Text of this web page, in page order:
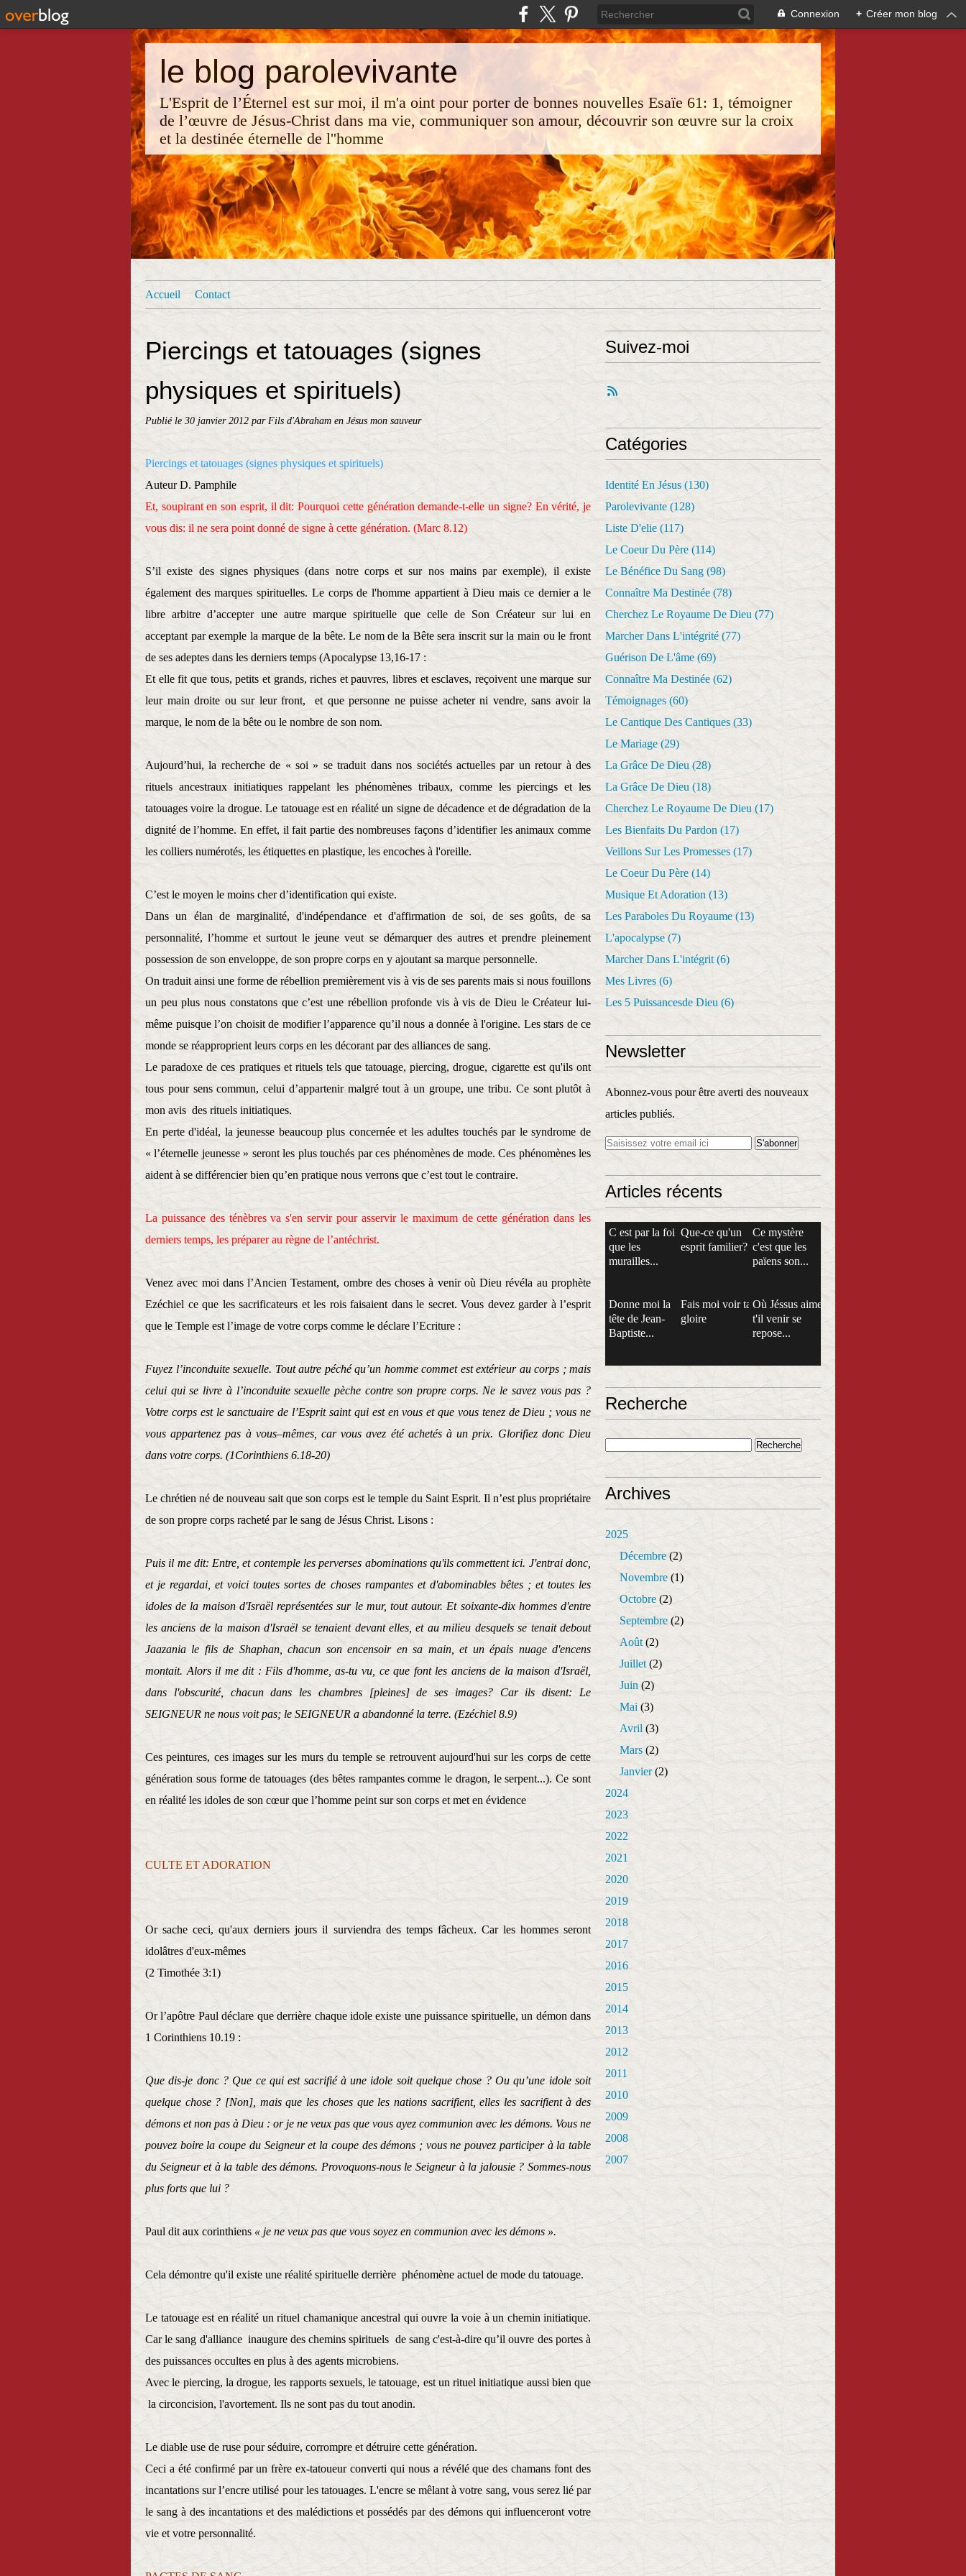
Connexion + Créer mon blog
le blog parolevivante
L'Esprit de l’Éternel est sur moi, il m'a oint pour porter de bonnes nouvelles Esaïe 61: 1, témoigner
de l’œuvre de Jésus-Christ dans ma vie, communiquer son amour, découvrir son œuvre sur la croix
et la destinée éternelle de l''homme
Accueil Contact
Piercings et tatouages (signes
physiques et spirituels)
Publié le 30 janvier 2012 par Fils d'Abraham en Jésus mon sauveur
Piercings et tatouages (signes physiques et spirituels)
Auteur D. Pamphile
Et, soupirant en son esprit, il dit: Pourquoi cette génération demande-t-elle un signe? En vérité, je
vous dis: il ne sera point donné de signe à cette génération. (Marc 8.12)
S’il existe des signes physiques (dans notre corps et sur nos mains par exemple), il existe
également des marques spirituelles. Le corps de l'homme appartient à Dieu mais ce dernier a le
libre arbitre d’accepter une autre marque spirituelle que celle de Son Créateur sur lui en
acceptant par exemple la marque de la bête. Le nom de la Bête sera inscrit sur la main ou le front
de ses adeptes dans les derniers temps (Apocalypse 13,16-17 :
Et elle fit que tous, petits et grands, riches et pauvres, libres et esclaves, reçoivent une marque sur
leur main droite ou sur leur front,
et que personne ne puisse acheter ni vendre, sans avoir la
marque, le nom de la bête ou le nombre de son nom.
Aujourd’hui, la recherche de « soi » se traduit dans nos sociétés actuelles par un retour à des
rituels ancestraux initiatiques rappelant les phénomènes tribaux, comme les piercings et les
tatouages voire la drogue. Le tatouage est en réalité un signe de décadence et de dégradation de la
dignité de l’homme. En effet, il fait partie des nombreuses façons d’identifier les animaux comme
les colliers numérotés, les étiquettes en plastique, les encoches à l'oreille.
C’est le moyen le moins cher d’identification qui existe.
Dans un élan de marginalité, d'indépendance et d'affirmation de soi, de ses goûts, de sa
personnalité, l’homme et surtout le jeune veut se démarquer des autres et prendre pleinement
possession de son enveloppe, de son propre corps en y ajoutant sa marque personnelle.
On traduit ainsi une forme de rébellion premièrement vis à vis de ses parents mais si nous fouillons
un peu plus nous constatons que c’est une rébellion profonde vis à vis de Dieu le Créateur lui-
même puisque l’on choisit de modifier l’apparence qu’il nous a donnée à l'origine. Les stars de ce
monde se réapproprient leurs corps en les décorant par des alliances de sang.
Le paradoxe de ces pratiques et rituels tels que tatouage, piercing, drogue, cigarette est qu'ils ont
tous pour sens commun, celui d’appartenir malgré tout à un groupe, une tribu. Ce sont plutôt à
mon avis des rituels initiatiques.
En perte d'idéal, la jeunesse beaucoup plus concernée et les adultes touchés par le syndrome de
« l’éternelle jeunesse » seront les plus touchés par ces phénomènes de mode. Ces phénomènes les
aident à se différencier bien qu’en pratique nous verrons que c’est tout le contraire.
La puissance des ténèbres va s'en servir pour asservir le maximum de cette génération dans les
derniers temps, les préparer au règne de l’antéchrist.
Venez avec moi dans l’Ancien Testament, ombre des choses à venir où Dieu révéla au prophète
Ezéchiel ce que les sacrificateurs et les rois faisaient dans le secret. Vous devez garder à l’esprit
que le Temple est l’image de votre corps comme le déclare l’Ecriture :
Fuyez l’inconduite sexuelle. Tout autre péché qu’un homme commet est extérieur au corps ; mais
celui qui se livre à l’inconduite sexuelle pèche contre son propre corps. Ne le savez vous pas ?
Votre corps est le sanctuaire de l’Esprit saint qui est en vous et que vous tenez de Dieu ; vous ne
vous appartenez pas à vous–mêmes, car vous avez été achetés à un prix. Glorifiez donc Dieu
dans votre corps. (1Corinthiens 6.18-20)
Le chrétien né de nouveau sait que son corps est le temple du Saint Esprit. Il n’est plus propriétaire
de son propre corps racheté par le sang de Jésus Christ. Lisons :
Puis il me dit: Entre, et contemple les perverses abominations qu'ils commettent ici. J'entrai donc,
et je regardai, et voici toutes sortes de choses rampantes et d'abominables bêtes ; et toutes les
idoles de la maison d'Israël représentées sur le mur, tout autour. Et soixante-dix hommes d'entre
les anciens de la maison d'Israël se tenaient devant elles, et au milieu desquels se tenait debout
Jaazania le fils de Shaphan, chacun son encensoir en sa main, et un épais nuage d'encens
montait. Alors il me dit : Fils d'homme, as-tu vu, ce que font les anciens de la maison d'Israël,
dans l'obscurité, chacun dans les chambres [pleines] de ses images? Car ils disent: Le
SEIGNEUR ne nous voit pas; le SEIGNEUR a abandonné la terre. (Ezéchiel 8.9)
Ces peintures, ces images sur les murs du temple se retrouvent aujourd'hui sur les corps de cette
génération sous forme de tatouages (des bêtes rampantes comme le dragon, le serpent...). Ce sont
en réalité les idoles de son cœur que l’homme peint sur son corps et met en évidence
CULTE ET ADORATION
Or sache ceci, qu'aux derniers jours il surviendra des temps fâcheux. Car les hommes seront
idolâtres d'eux-mêmes
(2 Timothée 3:1)
Or l’apôtre Paul déclare que derrière chaque idole existe une puissance spirituelle, un démon dans
1 Corinthiens 10.19 :
Que dis-je donc ? Que ce qui est sacrifié à une idole soit quelque chose ? Ou qu’une idole soit
quelque chose ? [Non], mais que les choses que les nations sacrifient, elles les sacrifient à des
démons et non pas à Dieu : or je ne veux pas que vous ayez communion avec les démons. Vous ne
pouvez boire la coupe du Seigneur et la coupe des démons ; vous ne pouvez participer à la table
du Seigneur et à la table des démons. Provoquons-nous le Seigneur à la jalousie ? Sommes-nous
plus forts que lui ?
Paul dit aux corinthiens « je ne veux pas que vous soyez en communion avec les démons ».
Cela démontre qu'il existe une réalité spirituelle derrière phénomène actuel de mode du tatouage.
Le tatouage est en réalité un rituel chamanique ancestral qui ouvre la voie à un chemin initiatique.
Car le sang d'alliance inaugure des chemins spirituels de sang c'est-à-dire qu’il ouvre des portes à
des puissances occultes en plus à des agents microbiens.
Avec le piercing, la drogue, les rapports sexuels, le tatouage, est un rituel initiatique aussi bien que
la circoncision, l'avortement. Ils ne sont pas du tout anodin.
Le diable use de ruse pour séduire, corrompre et détruire cette génération.
Ceci a été confirmé par un frère ex-tatoueur converti qui nous a révélé que des chamans font des
incantations sur l’encre utilisé pour les tatouages. L'encre se mêlant à votre sang, vous serez lié par
le sang à des incantations et des malédictions et possédés par des démons qui influenceront votre
vie et votre personnalité.
Suivez-moi
Catégories
Identité En Jésus (130)
Parolevivante (128)
Liste D'elie (117)
Le Coeur Du Père (114)
Le Bénéfice Du Sang (98)
Connaître Ma Destinée (78)
Cherchez Le Royaume De Dieu (77)
Marcher Dans L'intégrité (77)
Guérison De L'âme (69)
Connaître Ma Destinée (62)
Témoignages (60)
Le Cantique Des Cantiques (33)
Le Mariage (29)
La Grâce De Dieu (28)
La Grâce De Dieu (18)
Cherchez Le Royaume De Dieu (17)
Les Bienfaits Du Pardon (17)
Veillons Sur Les Promesses (17)
Le Coeur Du Père (14)
Musique Et Adoration (13)
Les Paraboles Du Royaume (13)
L'apocalypse (7)
Marcher Dans L'intégrit (6)
Mes Livres (6)
Les 5 Puissancesde Dieu (6)
Newsletter
Abonnez-vous pour être averti des nouveaux
articles publiés.
Articles récents
C est par la foi
que les
murailles...
Que-ce qu'un
esprit familier?
Ce mystère
c'est que les
païens son...
Donne moi la
tête de Jean-
Baptiste...
Fais moi voir ta
gloire
Où Jéssus aime
t'il venir se
repose...
Recherche
Archives
2025
Décembre (2)
Novembre (1)
Octobre (2)
Septembre (2)
Août (2)
Juillet (2)
Juin (2)
Mai (3)
Avril (3)
Mars (2)
Janvier(2)
2024
2023
2022
2021
2020
2019
2018
2017
2016
2015
2014
2013
2012
2011
2010
2009
2008
2007